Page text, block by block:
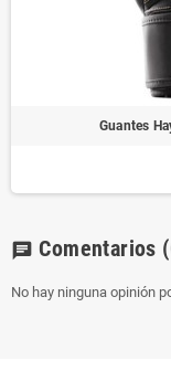
Guantes
chat Comentarios
No hay ninguna opinión